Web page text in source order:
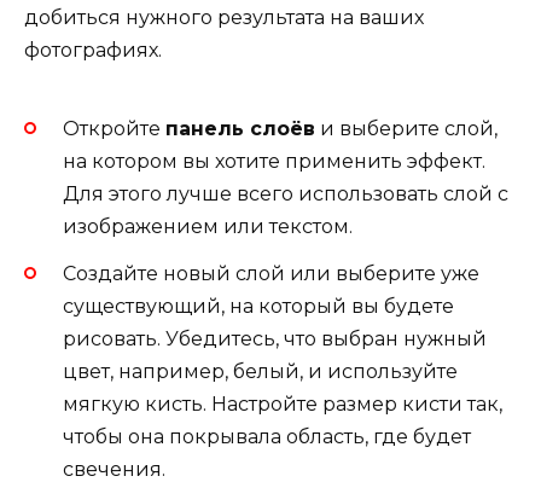
добиться нужного результата на ваших
фотографиях.
Откройте панель слоёв и выберите слой,
на котором вы хотите применить эффект.
Для этого лучше всего использовать слой с
изображением или текстом.
Создайте новый слой или выберите уже
существующий, на который вы будете
рисовать. Убедитесь, что выбран нужный
цвет, например, белый, и используйте
мягкую кисть. Настройте размер кисти так,
чтобы она покрывала область, где будет
свечения.